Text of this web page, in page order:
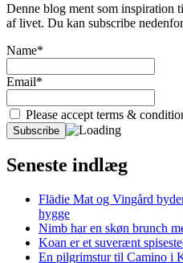
Denne blog ment som inspiration
af livet. Du kan subscribe
Name*
Email*
Please accept terms &
Seneste indlæg
Flädie Mat og Vingård
hygge
Nimb har en skøn brunch
Koan er et suverænt
En pilgrimstur til Camino i